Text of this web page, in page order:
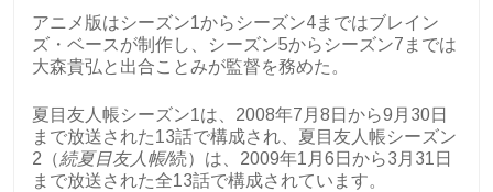
アニメ版はシーズン1からシーズン4まではブレイン
ズ・ベースが制作し、シーズン5からシーズン7までは
大森貴弘と出合ことみが監督を務めた。
夏目友人帳シーズン1は、2008年7月8日から9月30日
まで放送された13話で構成され、夏目友人帳シーズン
2（続夏目友人帳/続）は、2009年1月6日から3月31日
まで放送された全13話で構成されています。